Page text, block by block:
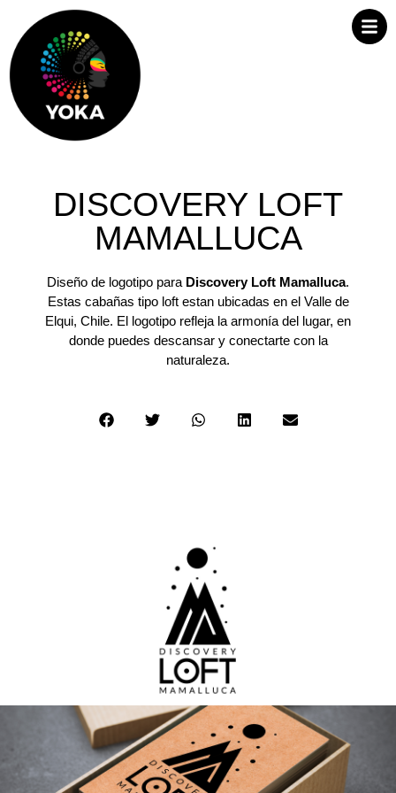
DISCOVERY LOFT
MAMALLUCA
Diseño de logotipo para Discovery Loft Mamalluca.
Estas cabañas tipo loft estan ubicadas en el Valle de
Elqui, Chile. El logotipo refleja la armonía del lugar, en
donde puedes descansar y conectarte con la
naturaleza.